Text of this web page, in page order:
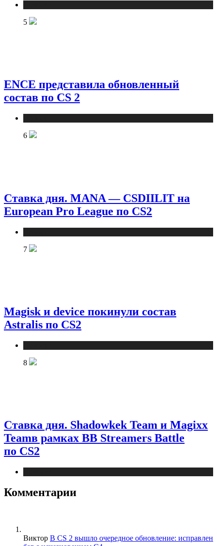
5
ENCE представила обновленный
состав по CS 2
6
Ставка дня. MANA — CSDIILIT на
European Pro League по CS2
7
Magisk и device покинули состав
Astralis по CS2
8
Ставка дня. Shadowkek Team и Magixx
Teamв рамках BB Streamers Battle
по CS2
Комментарии
Виктор В CS 2 вышло очередное обновление: исправлен